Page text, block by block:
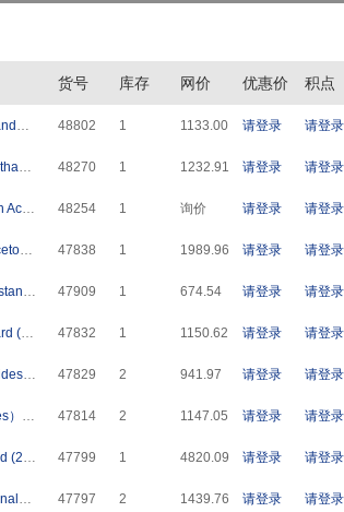
货号 库存 网价 优惠价 积点
5种有机磷混标(GB/T 5750.9-2023/GB 13192-1991) OP Standard (5 Analytes) 100μg/mL in Acetone 1mL 48802 1 1133.00 请登录 请登录
6种有机磷混标 OP Standard (6 Analytes) 1000μg/mL in Methanol 1mL 48270 1 1232.91 请登录 请登录
6种有机磷混标 Custom Mixed OP (6 Analytes) 1000μg/ml in Acetone 1mL 48254 1 询价 请登录 请登录
8种有机磷混标OPS Standard (8 Analytes) 2000μg/mL in Acetone 1mL 47838 1 1989.96 请登录 请登录
7种有机磷混标（GB/T 5750.9-2023-7.1项）OP Pesticides standard (7 Analytes) 100μg/mL in Acetone 1mL 47909 1 674.54 请登录 请登录
9种有机磷混标（GB 31656.8-2021）OP Pesticides Standard (9 Analytes) Varied in Acetonitrile 1mL 47832 1 1150.62 请登录 请登录
7种有机磷混标（DZ/T 0064.72-2021 第72部分）OP Pesticides Standard (7 Analytes) 1000μg/mL in Acetone 1mL 47829 2 941.97 请登录 请登录
4种内标混标（HJ 1189-2021）Internal Standard (4 Analytes）2000ug/mL in Dichloromethane 1mL 47814 2 1147.05 请登录 请登录
27种有机磷农药混标(HJ 1189-2021)OP Pesticides Standard (27 Analytes) 2000ug/mL in Acetone 1mL 47799 1 4820.09 请登录 请登录
4种有机磷混标(HJ 1183-2021)OP Pesticides Standard (4 Analytes) 1000ug/mL in Acetonitrile 1mL 47797 2 1439.76 请登录 请登录